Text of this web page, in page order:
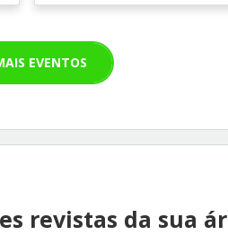
EVENTOS
revistas da sua